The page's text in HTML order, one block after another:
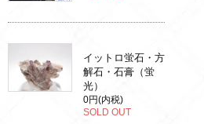
イットロ蛍石・方
解石・石膏（蛍
光）
0円(内税)
SOLD OUT